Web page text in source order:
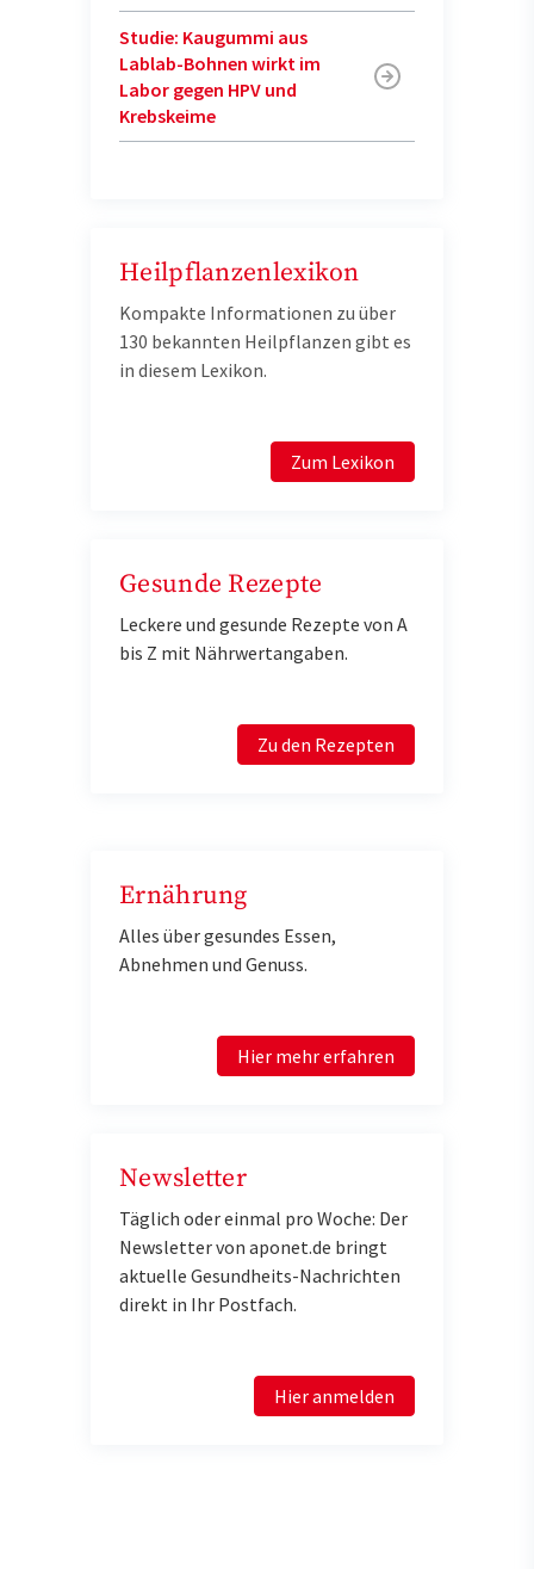
Studie: Kaugummi aus
Lablab-Bohnen wirkt im
Labor gegen HPV und
Krebskeime
Heilpflanzenlexikon
Kompakte Informationen zu über
130 bekannten Heilpflanzen gibt es
in diesem Lexikon.
Zum Lexikon
Gesunde Rezepte
Leckere und gesunde Rezepte von A
bis Z mit Nährwertangaben.
Zu den Rezepten
Ernährung
Alles über gesundes Essen,
Abnehmen und Genuss.
Hier mehr erfahren
Newsletter
Täglich oder einmal pro Woche: Der
Newsletter von aponet.de bringt
aktuelle Gesundheits-Nachrichten
direkt in Ihr Postfach.
Hier anmelden